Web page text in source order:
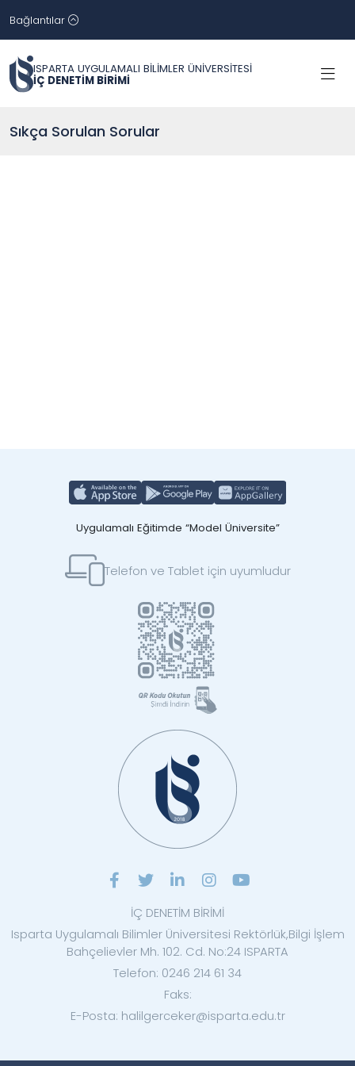
Bağlantılar
ISPARTA UYGULAMALI BİLİMLER ÜNİVERSİTESİ
İÇ DENETİM BİRİMİ
Sıkça Sorulan Sorular
Uygulamalı Eğitimde “Model Üniversite”
Telefon ve Tablet için uyumludur
İÇ DENETİM BİRİMİ
Isparta Uygulamalı Bilimler Üniversitesi Rektörlük,Bilgi İşlem
Bahçelievler Mh. 102. Cd. No:24 ISPARTA
Telefon: 0246 214 61 34
Faks:
E-Posta: halilgerceker@isparta.edu.tr